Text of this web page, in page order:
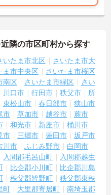
価される風通しの良い環境で
勤時の巡視の手間を大きく軽
こなせるよう丁寧な指導を実
活もサポートする手当を完備
れる食事補助制度を利用でき
意しています
隣の市区町村から探す
いたま市北区
さいたま市大
ま市中央区
さいたま市桜区
南区 さいたま市緑区
さい
川口市 行田市 秩父市
所
東松山市 春日部市
狭山市
市 草加市 越谷市
蕨市
和光市 新座市
桶川市
市 三郷市 蓮田市
坂戸市
川市 ふじみ野市
白岡市
入間郡毛呂山町
入間郡越生
比企郡小川町
比企郡川島
秩父郡皆野町
秩父郡東秩
町 大里郡寄居町
南埼玉郡